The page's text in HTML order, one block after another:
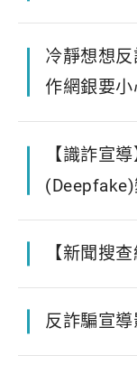
冷靜想想
作網銀要小
【識詐宣
【新聞搜
反詐騙宣導